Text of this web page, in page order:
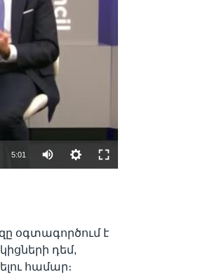
5:01
օգտագործում է
դեմ,
համար։